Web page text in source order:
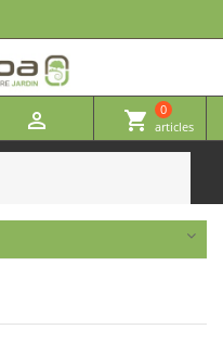
 shopping_cart
0
articles